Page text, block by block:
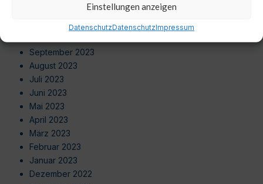
Einstellungen anzeigen
DatenschutzDatenschutzImpressum
Dezember 2023
November 2023
September 2023
August 2023
Juli 2023
Juni 2023
Mai 2023
April 2023
März 2023
Februar 2023
Januar 2023
Dezember 2022